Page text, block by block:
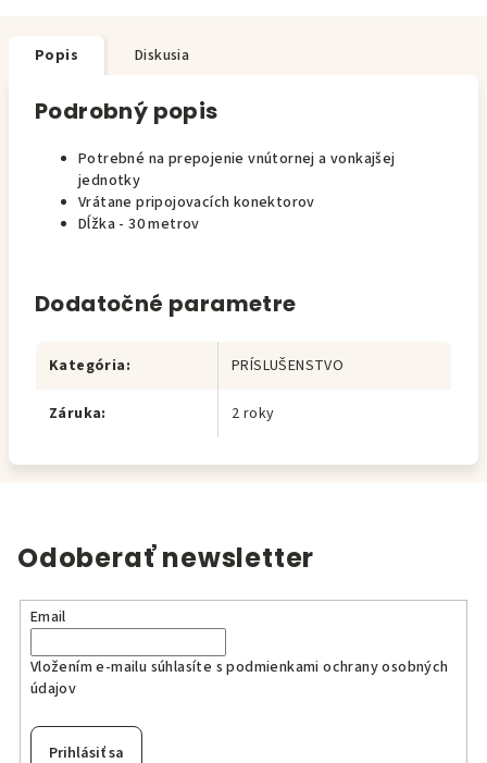
Popis Diskusia
Podrobný popis
Potrebné na prepojenie vnútornej a vonkajšej
jednotky
Vrátane pripojovacích konektorov
Dĺžka - 30 metrov
Dodatočné parametre
Kategória: PRÍSLUŠENSTVO
Záruka: 2 roky
Odoberať newsletter
Email
Vložením e-mailu súhlasíte spodmienkami ochrany osobných
údajov
Prihlásiť sa